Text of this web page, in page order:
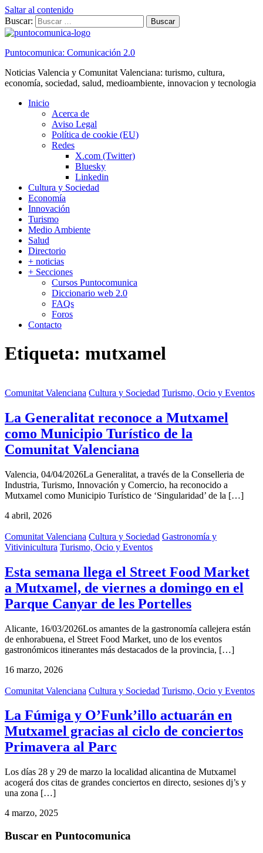
Saltar al contenido
Buscar:
Puntocomunica: Comunicación 2.0
Noticias Valencia y Comunitat Valenciana: turismo, cultura,
economía, sociedad, salud, medioambiente, innovacion y tecnologia
Inicio
Acerca de
Aviso Legal
Política de cookie (EU)
Redes
X.com (Twitter)
Bluesky
Linkedin
Cultura y Sociedad
Economía
Innovación
Turismo
Medio Ambiente
Salud
Directorio
+ noticias
+ Secciones
Cursos Puntocomunica
Diccionario web 2.0
FAQs
Foros
Contacto
Etiqueta: mutxamel
Comunitat Valenciana Cultura y Sociedad Turismo, Ocio y Eventos
La Generalitat reconoce a Mutxamel
como Municipio Turístico de la
Comunitat Valenciana
Valencia, 04/04/2026La Generalitat, a través de la Conselleria de
Industria, Turismo, Innovación y Comercio, ha reconocido a
Mutxamel como Municipio Turístico de ‘Singularidad’ de la […]
4 abril, 2026
Comunitat Valenciana Cultura y Sociedad Gastronomía y
Vitivinicultura Turismo, Ocio y Eventos
Esta semana llega el Street Food Market
a Mutxamel, de viernes a domingo en el
Parque Canyar de les Portelles
Alicante, 16/03/2026Los amantes de la gastronomía callejera están
de enhorabuena, el Street Food Market, uno de los eventos
gastronómicos itinerantes más destacados de la provincia, […]
16 marzo, 2026
Comunitat Valenciana Cultura y Sociedad Turismo, Ocio y Eventos
La Fúmiga y O’Funk’illo actuarán en
Mutxamel gracias al ciclo de conciertos
Primavera al Parc
Los días 28 y 29 de marzo la localidad alicantina de Mutxamel
acogerá dos citas de grandes conciertos en directo, sesiones dj’s y
una zona […]
4 marzo, 2025
Buscar en Puntocomunica